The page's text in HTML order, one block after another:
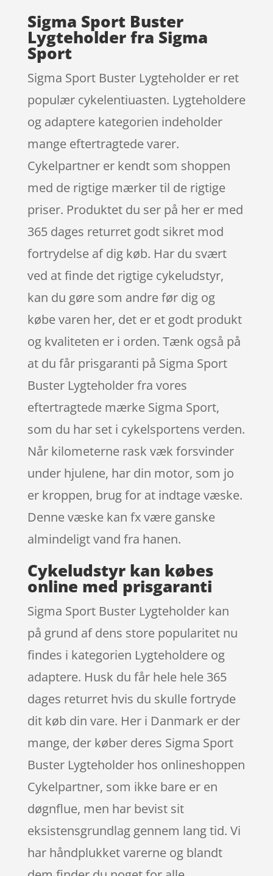
Sigma Sport Buster
Lygteholder fra Sigma
Sport
Sigma Sport Buster Lygteholder er ret
populær cykelentiuasten. Lygteholdere
og adaptere kategorien indeholder
mange eftertragtede varer.
Cykelpartner er kendt som shoppen
med de rigtige mærker til de rigtige
priser. Produktet du ser på her er med
365 dages returret godt sikret mod
fortrydelse af dig køb. Har du svært
ved at finde det rigtige cykeludstyr,
kan du gøre som andre før dig og
købe varen her, det er et godt produkt
og kvaliteten er i orden. Tænk også på
at du får prisgaranti på Sigma Sport
Buster Lygteholder fra vores
eftertragtede mærke Sigma Sport,
som du har set i cykelsportens verden.
Når kilometerne rask væk forsvinder
under hjulene, har din motor, som jo
er kroppen, brug for at indtage væske.
Denne væske kan fx være ganske
almindeligt vand fra hanen.
Cykeludstyr kan købes
online med prisgaranti
Sigma Sport Buster Lygteholder kan
på grund af dens store popularitet nu
findes i kategorien Lygteholdere og
adaptere. Husk du får hele hele 365
dages returret hvis du skulle fortryde
dit køb din vare. Her i Danmark er der
mange, der køber deres Sigma Sport
Buster Lygteholder hos onlineshoppen
Cykelpartner, som ikke bare er en
døgnflue, men har bevist sit
eksistensgrundlag gennem lang tid. Vi
har håndplukket varerne og blandt